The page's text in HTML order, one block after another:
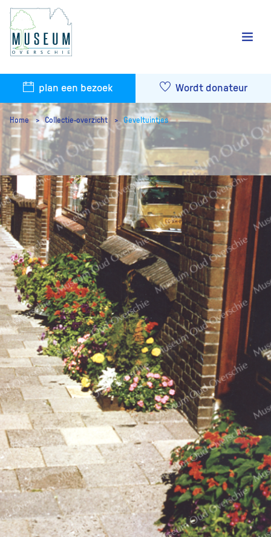
plan een bezoek Wordt donateur
Home Collectie-overzicht Geveltuintjes